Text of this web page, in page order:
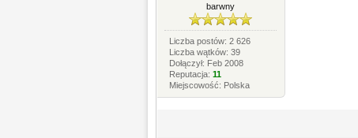
barwny
Liczba postów: 2 626
Liczba wątków: 39
Dołączył: Feb 2008
Reputacja:11
Miejscowość: Polska